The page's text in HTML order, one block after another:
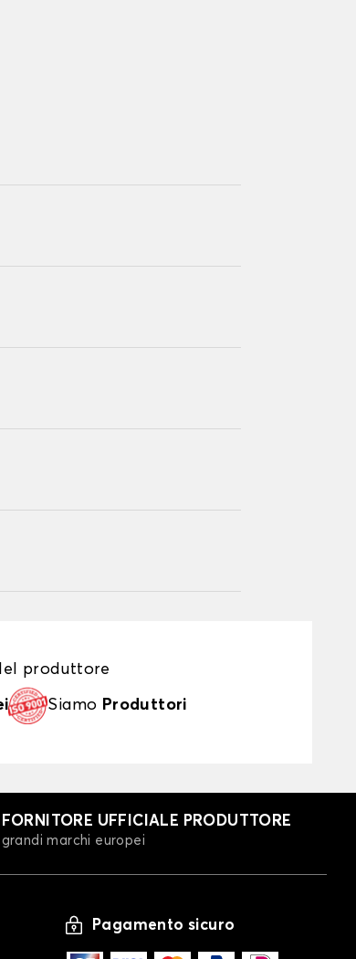
produttore
Siamo Produttori
FORNITORE UFFICIALE PRODUTTORE
grandi marchi europei
Pagamento sicuro